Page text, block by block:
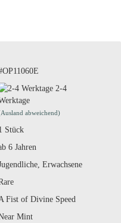
2-4
abweichend)
Stück
6 Jahren
Erwachsene
Fist of Divine Speed
Mint